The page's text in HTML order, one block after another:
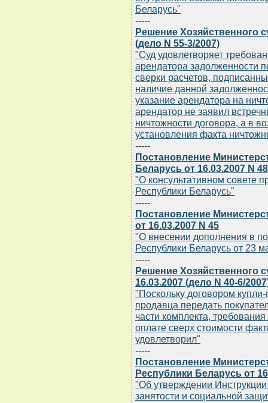
Беларусь"
-----
Решение Хозяйственного
(дело N 55-3/2007)
"Суд удовлетворяет
арендатора задолженности
сверки расчетов,
наличие данной
указание арендатора на
арендатор не заявил
ничтожности договора, а в
установления факта
-----
Постановление
Беларусь от 16.03.2007 N 48
"О консультативном совете
Республики Беларусь"
-----
Постановление
от 16.03.2007 N 45
"О внесении дополнения в
Республики Беларусь от 23
-----
Решение Хозяйственного
16.03.2007 (дело N 40-6/
"Поскольку договором
продавца передать
части комплекта,
оплате сверх стоимости
удовлетворил"
-----
Постановление
Республики Беларусь от
"Об утверждении Инструкции
занятости и социальной